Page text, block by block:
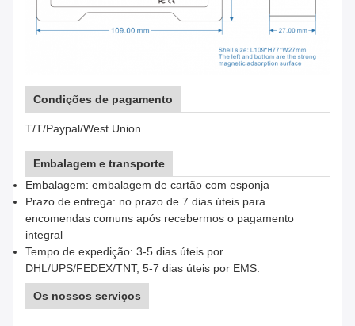
Condições de pagamento
T/T/Paypal/West Union
Embalagem e transporte
Embalagem: embalagem de cartão com esponja
Prazo de entrega: no prazo de 7 dias úteis para
encomendas comuns após recebermos o pagamento
integral
Tempo de expedição: 3-5 dias úteis por
DHL/UPS/FEDEX/TNT; 5-7 dias úteis por EMS.
Os nossos serviços